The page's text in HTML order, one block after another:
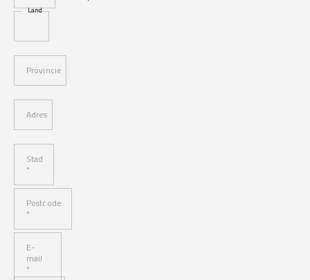
Land
Provincie
Adres
Stad
*
Postcode
*
E-
mail
*